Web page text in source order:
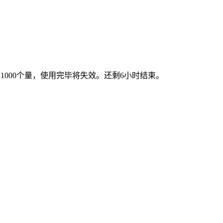
个量，使用完毕将失效。还剩6小时结束。